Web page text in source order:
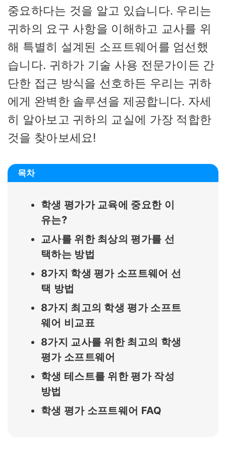
중요하다는 것을 알고 있습니다. 우리는
귀하의 요구 사항을 이해하고 교사를 위
해 특별히 설계된 소프트웨어를 엄선했
습니다. 귀하가 기술 사용 전문가이든 간
단한 접근 방식을 선호하든 우리는 귀하
에게 완벽한 솔루션을 제공합니다. 자세
히 알아보고 귀하의 교실에 가장 적합한
것을 찾아보세요!
목차
학생 평가가 교육에 중요한 이
유는?
교사를 위한 최상의 평가를 선
택하는 방법
8가지 학생 평가 소프트웨어 선
택 방법
8가지 최고의 학생 평가 소프트
웨어 비교표
8가지 교사를 위한 최고의 학생
평가 소프트웨어
학생 테스트를 위한 평가 작성
방법
학생 평가 소프트웨어 FAQ